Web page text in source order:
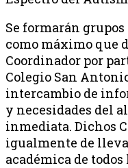
Se formarán
como máximo que
Coordinador por
Colegio San
intercambio de
y necesidades del
inmediata. Dichos
igualmente de
académica de